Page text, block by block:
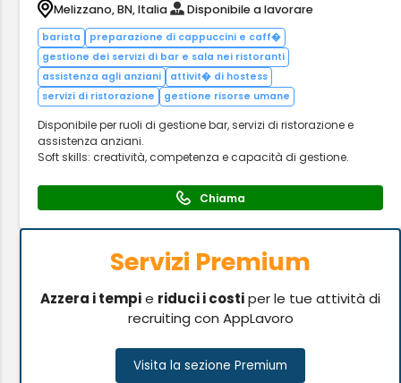
Melizzano, BN, Italia Disponibile a lavorare
barista
preparazione di cappuccini e caff�
gestione dei servizi di bar e sala nei ristoranti
assistenza agli anziani
attivit� di hostess
servizi di ristorazione
gestione risorse umane
Disponibile per ruoli di gestione bar, servizi di ristorazione e
assistenza anziani.
Soft skills: creatività, competenza e capacità di gestione.
Chiama
Servizi Premium
Azzera i tempie riduci i costiper le tue attività di
recruiting con AppLavoro
Visita la sezione Premium